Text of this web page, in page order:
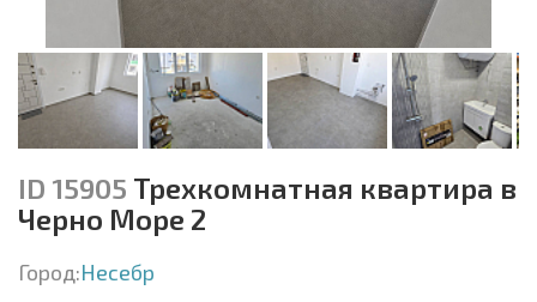
ID 15905 Трехкомнатная квартира в
Черно Море 2
Город:Несебр